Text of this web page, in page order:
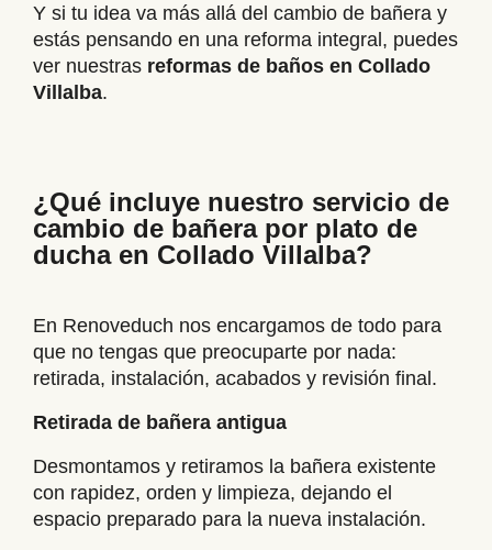
Y si tu idea va más allá del cambio de bañera y
estás pensando en una reforma integral, puedes
ver nuestras reformas de baños en Collado
Villalba.
¿Qué incluye nuestro servicio de
cambio de bañera por plato de
ducha en Collado Villalba?
En Renoveduch nos encargamos de todo para
que no tengas que preocuparte por nada:
retirada, instalación, acabados y revisión final.
Retirada de bañera antigua
Desmontamos y retiramos la bañera existente
con rapidez, orden y limpieza, dejando el
espacio preparado para la nueva instalación.